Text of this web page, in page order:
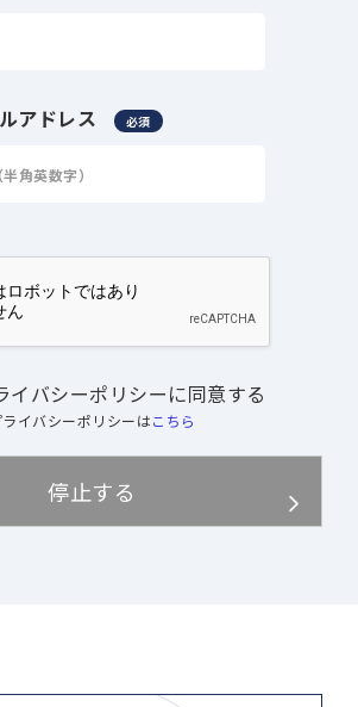
アドレス 必須
イバシーポリシーに同意する
ライバシーポリシーはこちら